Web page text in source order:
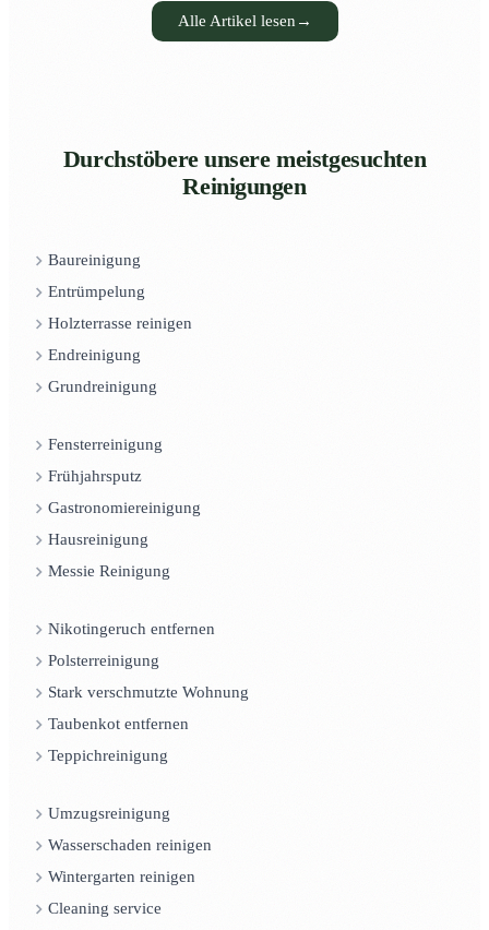
Alle Artikel lesen →
Durchstöbere unsere meistgesuchten
Reinigungen
Baureinigung
Entrümpelung
Holzterrasse reinigen
Endreinigung
Grundreinigung
Fensterreinigung
Frühjahrsputz
Gastronomiereinigung
Hausreinigung
Messie Reinigung
Nikotingeruch entfernen
Polsterreinigung
Stark verschmutzte Wohnung
Taubenkot entfernen
Teppichreinigung
Umzugsreinigung
Wasserschaden reinigen
Wintergarten reinigen
Cleaning service